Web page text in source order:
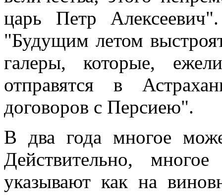
царь Петр
"Будущим летом
галеры, которые,
отправятся в
договоров с Персиею".
В два года многое
Действительно,
указывают как на